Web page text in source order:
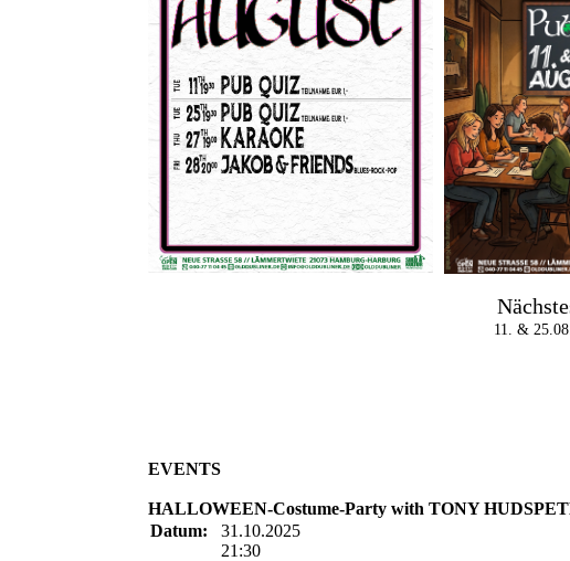
11. &
EVENTS
HALLOWEEN-Costume-Party with TONY
Datum:
31.10.2025
21:30